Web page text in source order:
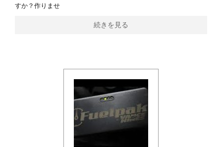
すか？作りませ
続きを見る